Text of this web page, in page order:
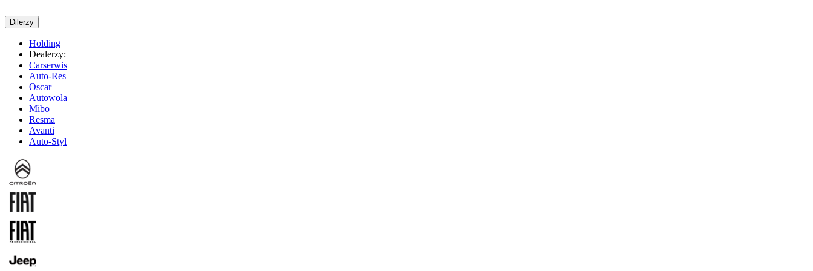
Dilerzy
Holding
Dealerzy:
Carserwis
Auto-Res
Oscar
Autowola
Mibo
Resma
Avanti
Auto-Styl